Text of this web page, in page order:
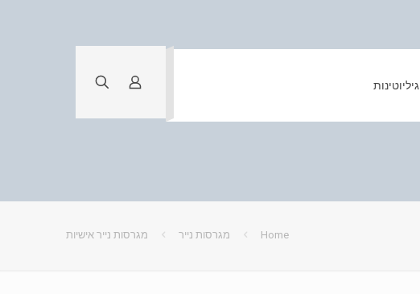
גיליוטינות
Home מגרסות נייר מגרסות נייר אישיות